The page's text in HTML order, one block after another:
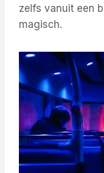
zelfs vanuit een
magisch.